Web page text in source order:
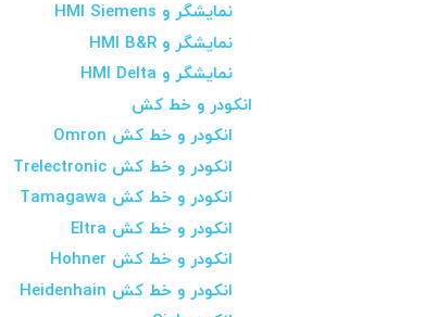
نمایشگر و HMI Siemens
نمایشگر و HMI B&R
نمایشگر و HMI Delta
انکودر و خط کش
انکودر و خط کش Omron
انکودر و خط کش Trelectronic
انکودر و خط کش Tamagawa
انکودر و خط کش Eltra
انکودر و خط کش Hohner
انکودر و خط کش Heidenhain